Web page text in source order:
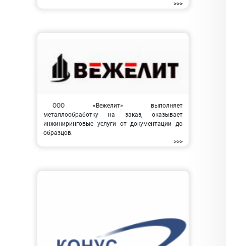
>>>
ООО «Вежелит» выполняет
металлообработку на заказ, оказывает
инжиниринговые услуги от документации до
образцов.
>>>